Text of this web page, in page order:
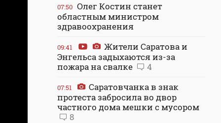
07:50 Олег Костин станет
областным министром
здравоохранения
09:41
Жители Саратова и
Энгельса задыхаются из-за
пожара на свалке
4
07:51
Саратовчанка в знак
протеста забросила во двор
частного дома мешки с мусором
8